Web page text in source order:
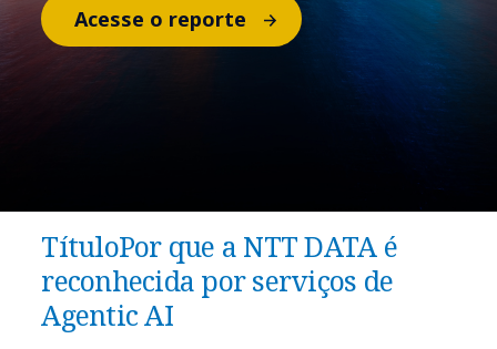
Acesse o reporte
TítuloPor que a NTT DATA é
reconhecida por serviços de
Agentic AI